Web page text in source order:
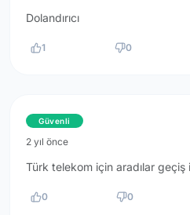
Dolandırıcı
1 0
Güvenli
2 yıl önce
Türk telekom için aradılar geçiş
0 0